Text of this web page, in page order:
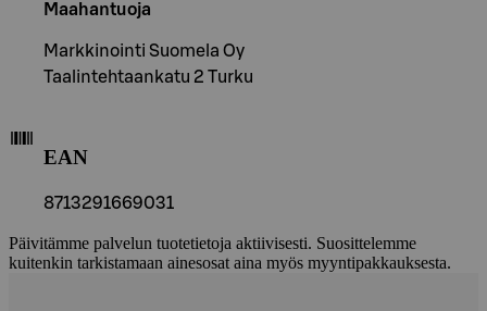
Maahantuoja
Markkinointi Suomela Oy
Taalintehtaankatu 2 Turku
EAN
8713291669031
Päivitämme palvelun tuotetietoja aktiivisesti. Suosittelemme
kuitenkin tarkistamaan ainesosat aina myös myyntipakkauksesta.